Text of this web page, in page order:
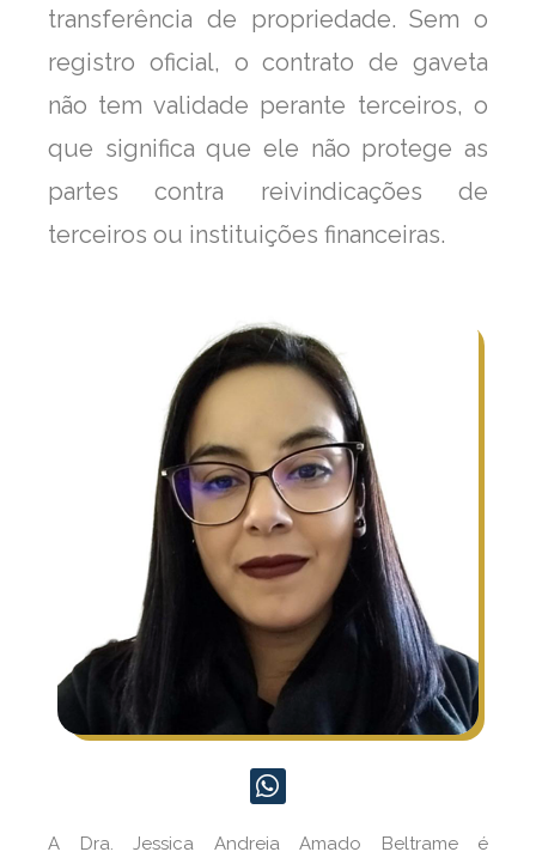
transferência de propriedade. Sem o
registro oficial, o contrato de gaveta
não tem validade perante terceiros, o
que significa que ele não protege as
partes contra reivindicações de
terceiros ou instituições financeiras.
A Dra. Jessica Andreia Amado Beltrame é